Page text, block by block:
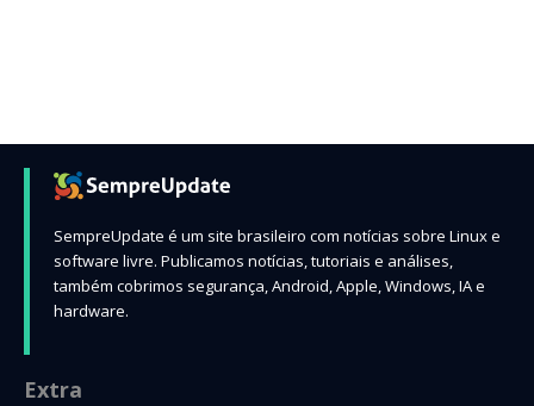
SempreUpdate é um site brasileiro com notícias sobre Linux e
software livre. Publicamos notícias, tutoriais e análises,
também cobrimos segurança, Android, Apple, Windows, IA e
hardware.
Extra